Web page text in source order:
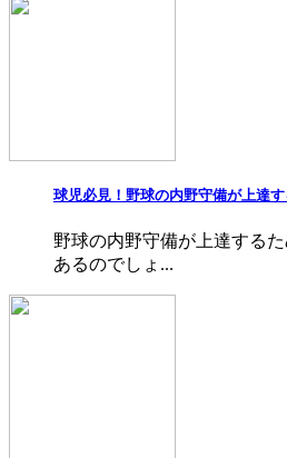
球児必見！野球の内野守備が上達
野球の内野守備が上達する
あるのでしょ...